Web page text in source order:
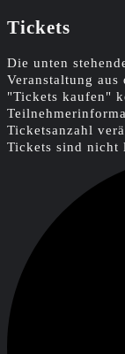
Tickets
Die unten
Veranstaltung
"Tickets kaufen"
Ticketsanzahl
Tickets sind nicht